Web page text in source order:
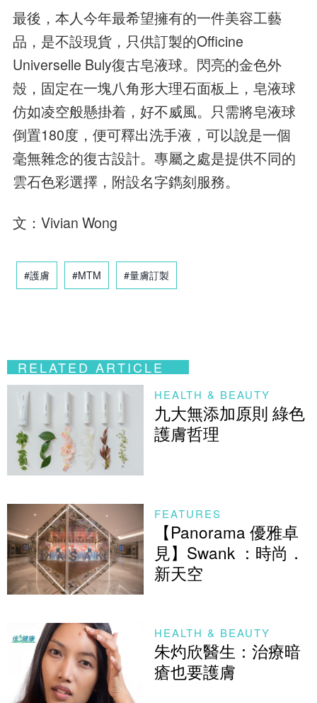
最後，本人今年最希望擁有的一件美容工藝
品，是不設現貨，只供訂製的Officine
Universelle Buly復古皂液球。閃亮的金色外
殼，固定在一塊八角形大理石面板上，皂液球
仿如凌空般懸掛着，好不威風。只需將皂液球
倒置180度，便可釋出洗手液，可以說是一個
毫無雜念的復古設計。專屬之處是提供不同的
雲石色彩選擇，附設名字鐫刻服務。
文：Vivian Wong
#護膚 #MTM #量膚訂製
RELATED ARTICLE
HEALTH & BEAUTY
九大無添加原則 綠色
護膚哲理
FEATURES
【Panorama 優雅卓
見】Swank ：時尚．
新天空
HEALTH & BEAUTY
朱灼欣醫生：治療暗
瘡也要護膚